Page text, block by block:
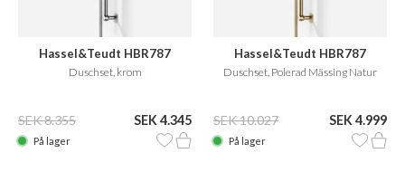
Hassel&Teudt HBR787
Duschset, krom
SEK 8.355 SEK 4.345
På lager
Hassel&Teudt HBR787
Duschset, Polerad Mässing Natur
SEK 10.027 SEK 4.999
På lager